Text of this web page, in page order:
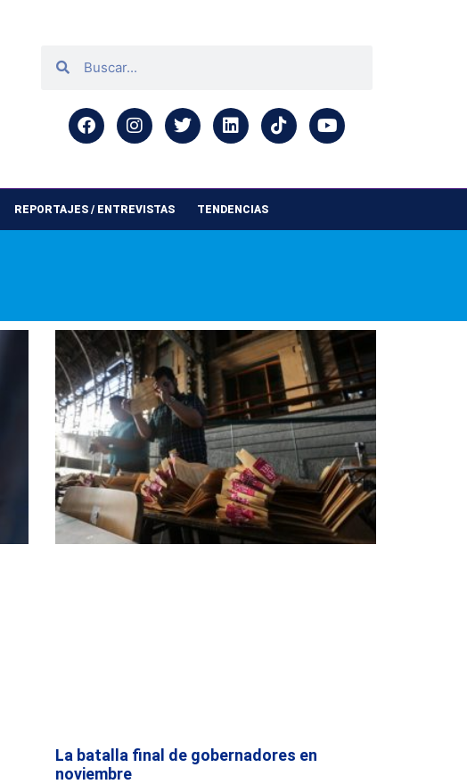
REPORTAJES / ENTREVISTAS TENDENCIAS
La batalla final de gobernadores en
noviembre